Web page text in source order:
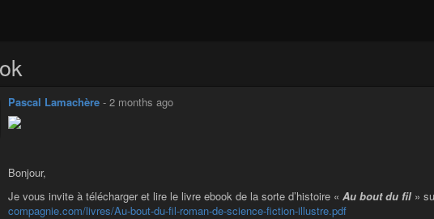
Pascal Lamachère - 2 months ago
Bonjour,
Je vous invite à télécharger et lire le livre ebook de la sorte d’histoire « Au bout du fil »
compagnie.com/livres/Au-bout-du-fil-roman-de-science-fiction-illustre.pdf